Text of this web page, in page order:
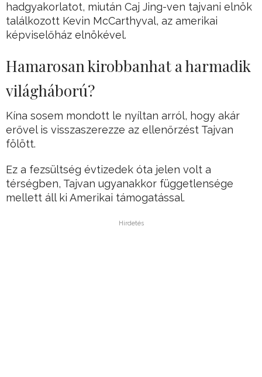
hadgyakorlatot, miután Caj Jing-ven tajvani elnök
találkozott Kevin McCarthyval, az amerikai
képviselőház elnökével.
Hamarosan kirobbanhat a harmadik
világháború?
Kína sosem mondott le nyíltan arról, hogy akár
erővel is visszaszerezze az ellenőrzést Tajvan
fölött.
Ez a fezsültség évtizedek óta jelen volt a
térségben, Tajvan ugyanakkor függetlensége
mellett áll ki Amerikai támogatással.
Hirdetés